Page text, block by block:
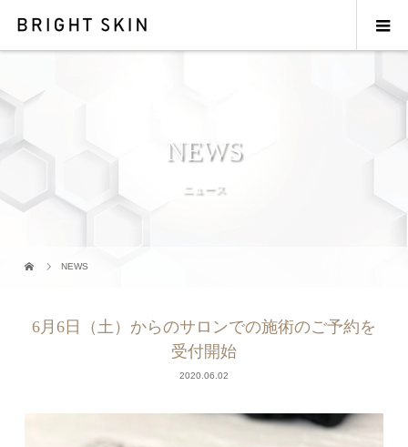
NEWS
ニュース
NEWS
6月6日（土）からのサロンでの施術のご予約を
受付開始
2020.06.02